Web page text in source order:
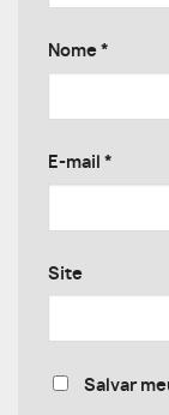
Nome *
E-mail *
Site
Salvar